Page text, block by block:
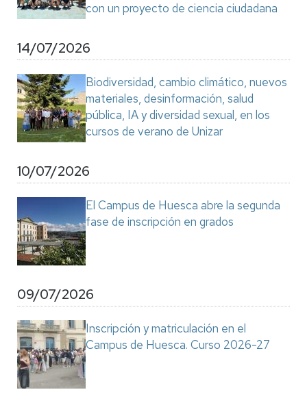
con un proyecto de ciencia ciudadana
14/07/2026
Biodiversidad, cambio climático, nuevos
materiales, desinformación, salud
pública, IA y diversidad sexual, en los
cursos de verano de Unizar
10/07/2026
El Campus de Huesca abre la segunda
fase de inscripción en grados
09/07/2026
Inscripción y matriculación en el
Campus de Huesca. Curso 2026-27